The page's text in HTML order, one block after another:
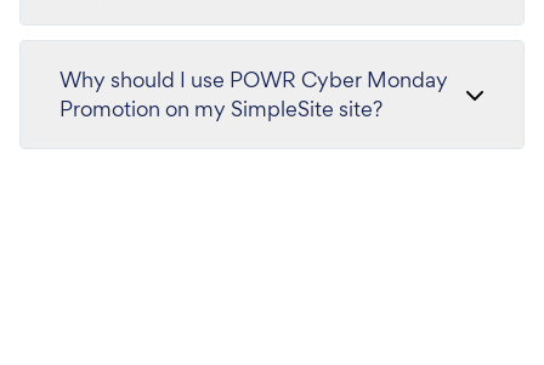
Why should I use POWR Cyber Monday
Promotion on my SimpleSite site?